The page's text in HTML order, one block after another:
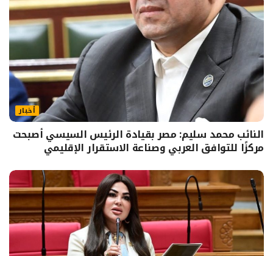
أخبار
النائب محمد سليم: مصر بقيادة الرئيس السيسي أصبحت
مركزًا للتوافق العربي وصناعة الاستقرار الإقليمي